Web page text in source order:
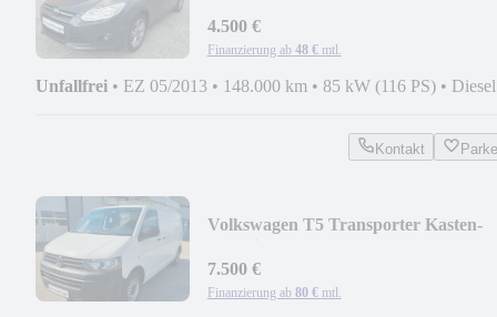
4.500 €
Finanzierung ab 48 € mtl.
Unfallfrei • EZ 05/2013 • 148.000 km • 85 kW (116 PS) • Diesel
Kontakt
Volkswagen T5 Transporter Kasten-
7.500 €
Finanzierung ab 80 € mtl.